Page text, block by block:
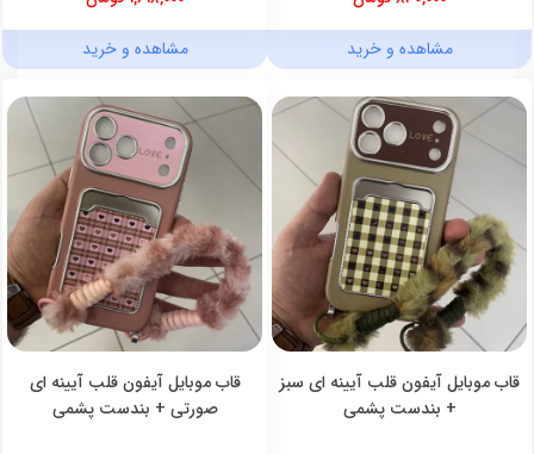
مشاهده و خرید مشاهده و خرید
قاب موبایل آیفون قلب آیینه ای سبز
+ بندست پشمی
قاب موبایل آیفون قلب آیینه ای
صورتی + بندست پشمی